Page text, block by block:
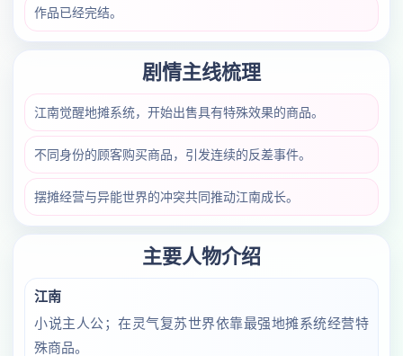
作品已经完结。
剧情主线梳理
江南觉醒地摊系统，开始出售具有特殊效果的商品。
不同身份的顾客购买商品，引发连续的反差事件。
摆摊经营与异能世界的冲突共同推动江南成长。
主要人物介绍
江南
小说主人公；在灵气复苏世界依靠最强地摊系统经营特
殊商品。